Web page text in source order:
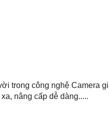
trong công nghệ Camera
nâng cấp dễ dàng.....